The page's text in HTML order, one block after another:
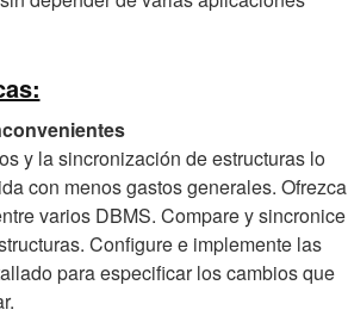
y la sincronización de estructuras lo
con menos gastos generales. Ofrezca
varios DBMS. Compare y sincronice
Configure e implemente las
para especificar los cambios que